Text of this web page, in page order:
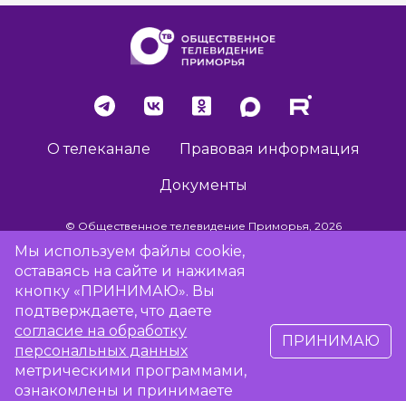
О телеканале Правовая информация
Документы
© Общественное телевидение Приморья, 2026
Разработка сайта -
Сообщить об отсутствии вещания
Мы используем файлы cookie,
оставаясь на сайте и нажимая
кнопку «ПРИНИМАЮ». Вы
подтверждаете, что даете
согласие на обработку
персональных данных
метрическими программами,
ознакомлены и принимаете
ПРИНИМАЮ